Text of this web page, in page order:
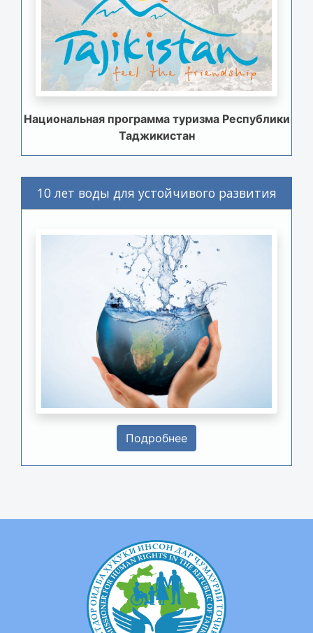
Национальная программа туризма Республики
Таджикистан
10 лет воды для устойчивого развития
Подробнее